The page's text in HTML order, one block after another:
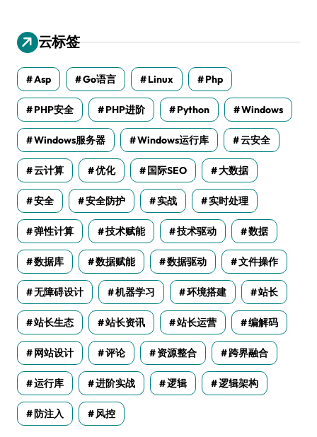
云标签
Asp Go语言 Linux Php
PHP安全 PHP进阶 Python Windows
Windows服务器 Windows运行库 云安全
云计算 优化 国际SEO 大数据
安全 安全防护 实战 实时处理
弹性计算 技术赋能 技术驱动 数据
数据库 数据赋能 数据驱动 文件操作
无障碍设计 机器学习 环境搭建 站长
站长生态 站长资讯 站长运营 编解码
网站设计 评论 资源整合 跨界融合
运行库 进阶实战 逻辑 逻辑架构
防注入 风控